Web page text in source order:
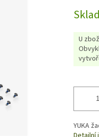
cena:
U
YUKA